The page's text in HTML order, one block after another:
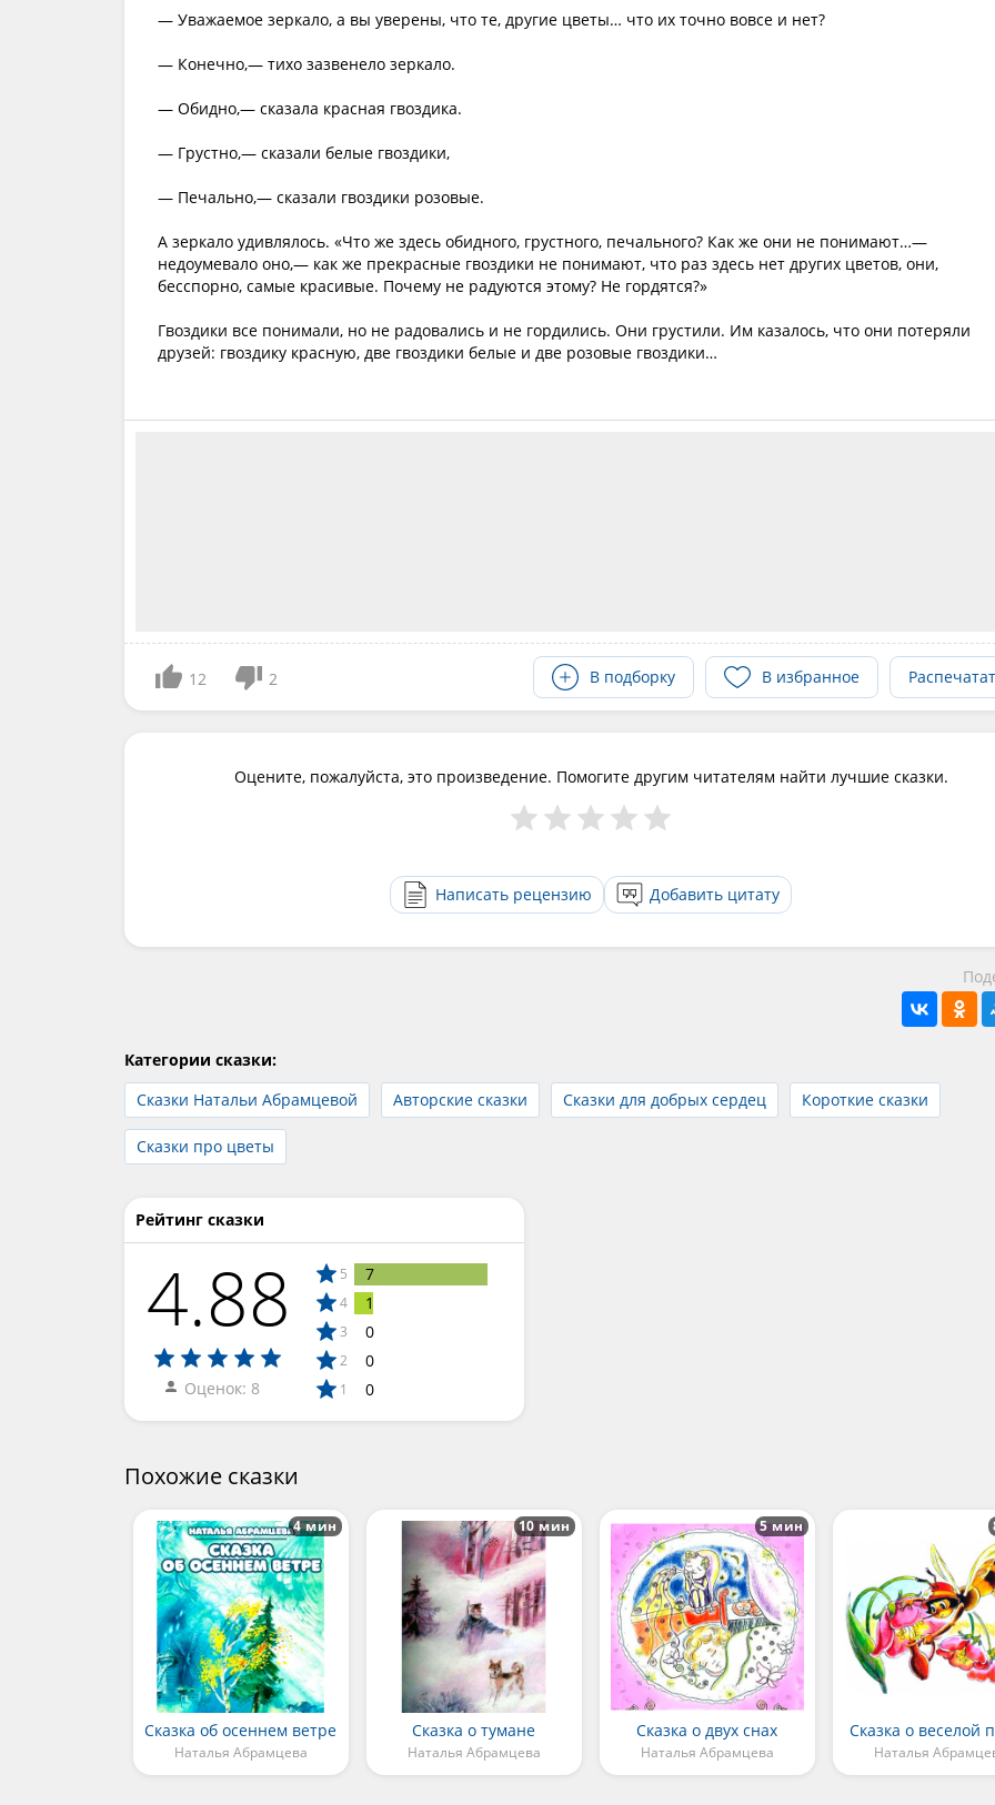
— Уважаемое зеркало, а вы уверены, что те, другие цветы… что их точно вовсе и нет?
— Конечно,— тихо зазвенело зеркало.
— Обидно,— сказала красная гвоздика.
— Грустно,— сказали белые гвоздики,
— Печально,— сказали гвоздики розовые.
А зеркало удивлялось. «Что же здесь обидного, грустного, печального? Как же они не понимают…—
недоумевало оно,— как же прекрасные гвоздики не понимают, что раз здесь нет других цветов, они,
бесспорно, самые красивые. Почему не радуются этому? Не гордятся?»
Гвоздики все понимали, но не радовались и не гордились. Они грустили. Им казалось, что они потеряли
друзей: гвоздику красную, две гвоздики белые и две розовые гвоздики…
12 2 В подборку В избранное
Оцените, пожалуйста, это произведение. Помогите другим читателям найти лучшие сказки.
Написать рецензию Добавить цитату
Категории сказки:
Сказки Натальи Абрамцевой
Авторские сказки Сказки для добрых сердец Короткие сказки
Сказки про цветы
Рейтинг сказки
4.88
Оценок: 8
5 7
4 1
3 0
2 0
1 0
Похожие сказки
Сказка об осеннем ветре
Наталья Абрамцева
4 мин
Сказка о тумане
Наталья Абрамцева
10 мин
Сказка о двух снах
Наталья Абрамцева
5 мин
Сказка о веселой
Наталья